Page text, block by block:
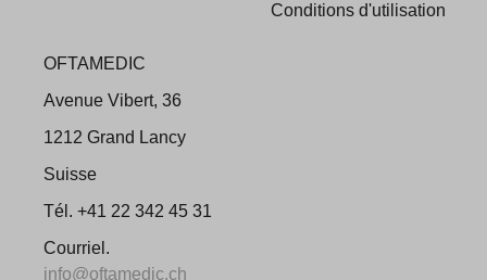
Conditions d'utilisation
OFTAMEDIC
Avenue Vibert, 36
1212 Grand Lancy
Suisse
Tél. +41 22 342 45 31
Courriel.
info@oftamedic.ch